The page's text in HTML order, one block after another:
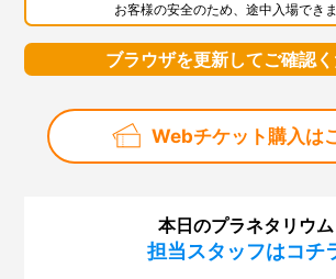
お客様の安全のため、途中入場できま
ブラウザを更新してご確認
Webチケット購入は
本日のプラネタリウム
担当スタッフはコチ